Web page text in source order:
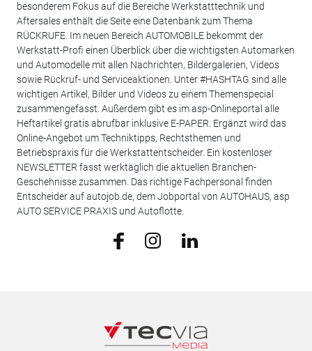
besonderem Fokus auf die Bereiche Werkstatttechnik und
Aftersales enthält die Seite eine Datenbank zum Thema
RÜCKRUFE. Im neuen Bereich AUTOMOBILE bekommt der
Werkstatt-Profi einen Überblick über die wichtigsten Automarken
und Automodelle mit allen Nachrichten, Bildergalerien, Videos
sowie Rückruf- und Serviceaktionen. Unter #HASHTAG sind alle
wichtigen Artikel, Bilder und Videos zu einem Themenspecial
zusammengefasst. Außerdem gibt es im asp-Onlineportal alle
Heftartikel gratis abrufbar inklusive E-PAPER. Ergänzt wird das
Online-Angebot um Techniktipps, Rechtsthemen und
Betriebspraxis für die Werkstattentscheider. Ein kostenloser
NEWSLETTER fasst werktäglich die aktuellen Branchen-
Geschehnisse zusammen. Das richtige Fachpersonal finden
Entscheider auf autojob.de, dem Jobportal von AUTOHAUS, asp
AUTO SERVICE PRAXIS und Autoflotte.